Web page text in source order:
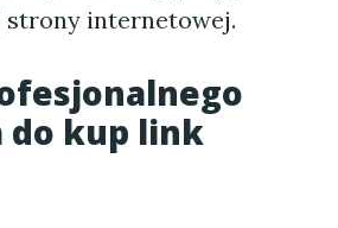
strony internetowej.
do kup link